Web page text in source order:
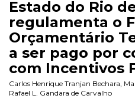
Estado do Rio
regulamenta o
Orçamentário
a ser pago por
com Incentivos
Carlos Henrique Tranjan Bechara
Rafael L. Gandara de Carvalho